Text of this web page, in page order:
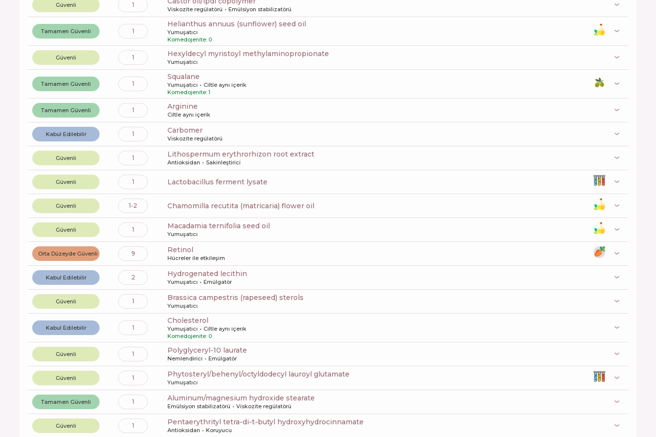
Güvenli 1
Viskozite regülatörü Emülsiyon stabilizatörü
Tamamen Güvenli 1
helianthus annuus (sunflower) seed oil
Yumuşatıcı
Komedojenite: 0
Güvenli 1 hexyldecyl myristoyl methylaminopropionate
Yumuşatıcı
Tamamen Güvenli 1
squalane
Yumuşatıcı
Ciltle aynı içerik
Komedojenite: 1
Tamamen Güvenli 1 arginine
Ciltle aynı içerik
Kabul Edilebilir 1 carbomer
Viskozite regülatörü
Güvenli 1 lithospermum erythrorhizon root extract
Antioksidan Sakinleştirici
Güvenli 1 lactobacillus ferment lysate
Güvenli 1-2 chamomilla recutita (matricaria) flower oil
Güvenli 1 macadamia ternifolia seed oil
Yumuşatıcı
Orta Düzeyde Güvenli 9 retinol
Hücreler ile etkileşim
Kabul Edilebilir 2 hydrogenated lecithin
Yumuşatıcı Emülgatör
Güvenli 1 brassica campestris (rapeseed) sterols
Yumuşatıcı
Kabul Edilebilir 1
cholesterol
Yumuşatıcı
Ciltle aynı içerik
Komedojenite: 0
Güvenli 1 polyglyceryl-10 laurate
Nemlendirici Emülgatör
Güvenli 1 phytosteryl/behenyl/octyldodecyl lauroyl glutamate
Yumuşatıcı
Tamamen Güvenli 1 aluminum/magnesium hydroxide stearate
Emülsiyon stabilizatörü Viskozite regülatörü
Güvenli 1 pentaerythrityl tetra-di-t-butyl hydroxyhydrocinnamate
Antioksidan Koruyucu